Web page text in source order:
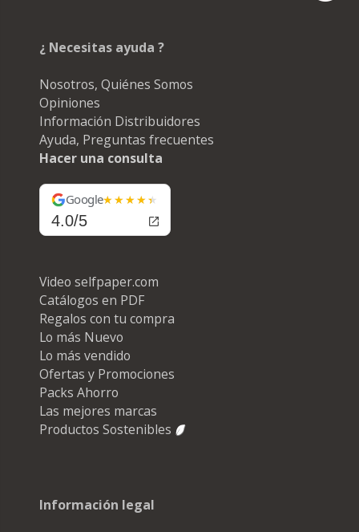
¿ Necesitas ayuda ?
Nosotros, Quiénes Somos
Opiniones
Información Distribuidores
Ayuda, Preguntas frecuentes
Hacer una consulta
Google
4.0/5
Video selfpaper.com
Catálogos en PDF
Regalos con tu compra
Lo más Nuevo
Lo más vendido
Ofertas y Promociones
Packs Ahorro
Las mejores marcas
Productos Sostenibles
Información legal